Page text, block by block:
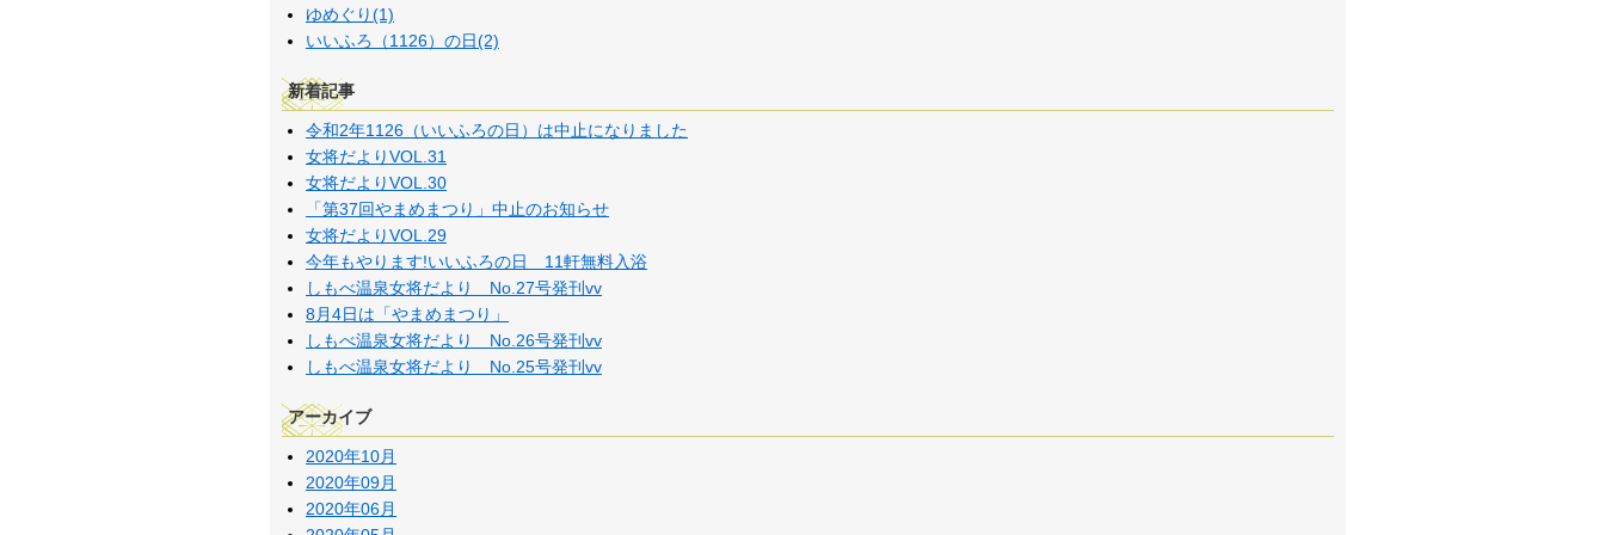
ゆめぐり(1)
いいふろ（1126）の日(2)
新着記事
令和2年1126（いいふろの日）は中止になりました
女将だよりVOL.31
女将だよりVOL.30
「第37回やまめまつり」中止のお知らせ
女将だよりVOL.29
今年もやります!いいふろの日 11軒無料入浴
しもべ温泉女将だより No.27号発刊vv
8月4日は「やまめまつり」
しもべ温泉女将だより No.26号発刊vv
しもべ温泉女将だより No.25号発刊vv
アーカイブ
2020年10月
2020年09月
2020年06月